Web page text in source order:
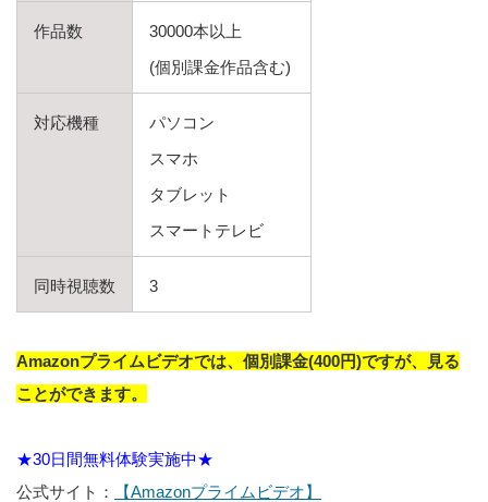
作品数
30000本以上
(個別課金作品含む)
対応機種
パソコン
スマホ
タブレット
スマートテレビ
同時視聴数 3
Amazonプライムビデオでは、個別課金(400円)ですが、見る
ことができます。
★30日間無料体験実施中★
公式サイト：
【Amazonプライムビデオ】